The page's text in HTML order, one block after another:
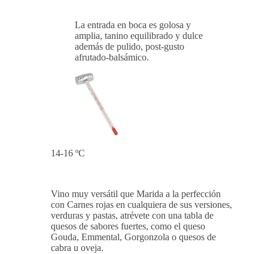
La entrada en boca es golosa y
amplia, tanino equilibrado y dulce
además de pulido, post-gusto
afrutado-balsámico.
14-16 ºC
Vino muy versátil que Marida a la perfección
con Carnes rojas en cualquiera de sus versiones,
verduras y pastas, atrévete con una tabla de
quesos de sabores fuertes, como el queso
Gouda, Emmental, Gorgonzola o quesos de
cabra u oveja.